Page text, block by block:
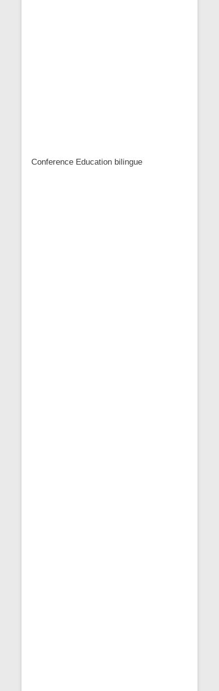
Conference Education bilingue